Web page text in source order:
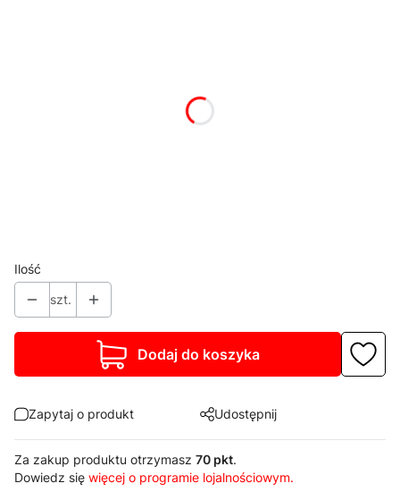
Ilość
szt.
Dodaj do koszyka
Zapytaj o produkt Udostępnij
Za zakup produktu otrzymasz 70 pkt.
Dowiedz się więcej o programie lojalnościowym.